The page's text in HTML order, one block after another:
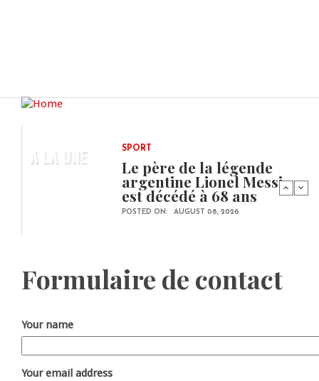
A LA UNE SPORT
Le père de la légende
argentine Lionel Messi
est décédé à 68 ans
POSTED ON: AUGUST 08, 2026
Formulaire de contact
Your name
Your email address